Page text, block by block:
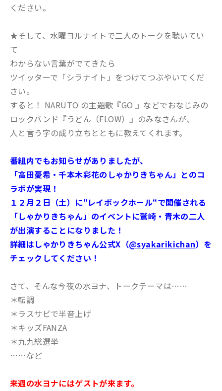
ください。
★そして、水曜ヨルナイトで二人のトークを聴いてい
て
わからない言葉がでてきたら
ツイッターで「シラナイト」をつけてつぶやいてくだ
さい。
すると！ NARUTO の主題歌『GO 』などでおなじみの
ロックバンド『うどん（FLOW）』のみなさんが、
人と言う字の成り立ちとともに教えてくれます。
番組内でもお知らせがありましたが、
「高田憂希・千本木彩花のしゃかりきちゃん」とのコ
ラボが実現！
１２月２日（土）に“レイボックホール“で開催される
「しゃかりきちゃん」のイベントに鷲崎・青木の二人
が出演することになりました！
詳細はしゃかりきちゃん公式X（@syakarikichan）を
チェックしてください！
さて、そんな今夜の水ヨナ、トークテーマは……
＊転調
＊ラスサビで半音上げ
＊キッズFANZA
＊九九総選挙
……など
来週の水ヨナにはゲストが来ます。